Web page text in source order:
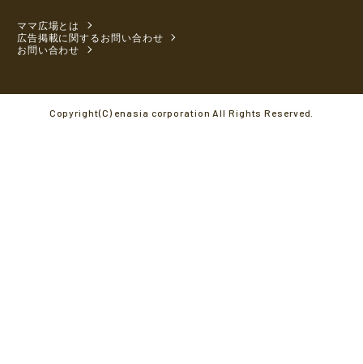
ママ広場とは
広告掲載に関するお問い合わせ
お問い合わせ
Copyright(C) enasia corporation All Rights Reserved.